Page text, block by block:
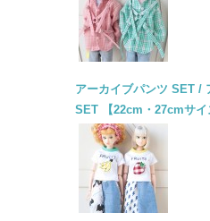
アーカイブパンツ SET /
SET 【22cm・27cmサイ